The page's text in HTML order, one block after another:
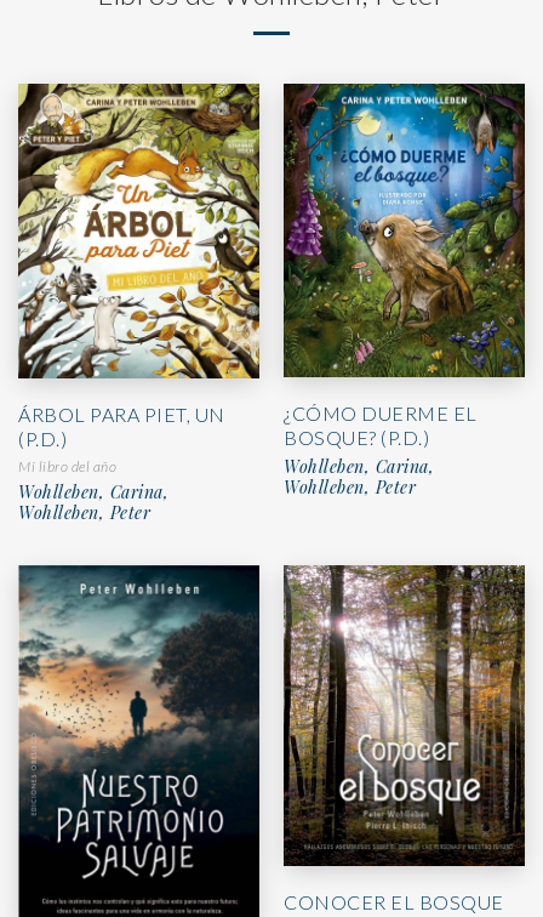
ÁRBOL PARA PIET, UN
(P.D.)
Mi libro del año
Wohlleben, Carina,
Wohlleben, Peter
¿CÓMO DUERME EL
BOSQUE? (P.D.)
Wohlleben, Carina,
Wohlleben, Peter
CONOCER EL BOSQUE